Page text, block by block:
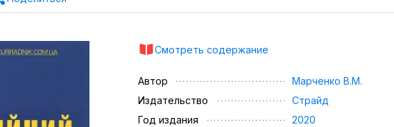
Смотреть содержание
Автор
Марченко В.М.
Издательство
Страйд
Год издания
2020